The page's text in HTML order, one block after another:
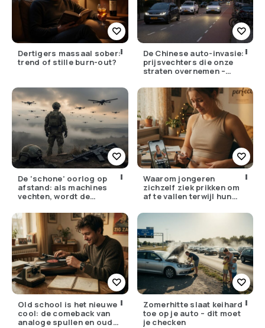
Dertigers massaal sober:
trend of stille burn-out?
De Chinese auto-invasie:
prijsvechters die onze
straten overnemen –
écht?
De ‘schone’ oorlog op
afstand: als machines
vechten, wordt de
lager
Waarom jongeren
zichzelf ziek prikken om
af te vallen terwijl hun
bellen
Old school is het nieuwe
cool: de comeback van
analoge spullen en oude
Zomerhitte slaat keihard
toe op je auto – dit moet
je checken